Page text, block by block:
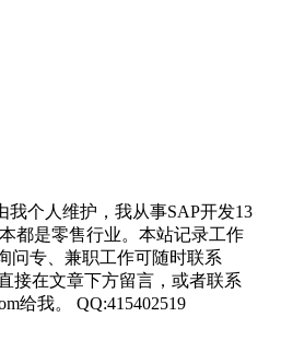
我个人维护，我从事SAP开发13
都是零售行业。本站记录工作
问专、兼职工作可随时联系
接在文章下方留言，或者联系
给我。 QQ:415402519